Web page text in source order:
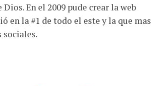
En el 2009 pude crear la web
en la #1 de todo el este y la que mas
sociales.